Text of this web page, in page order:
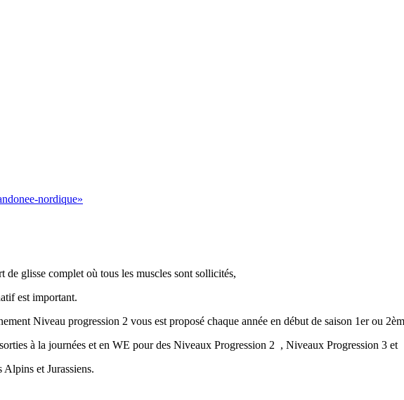
nordique»
glisse complet où tous les muscles sont sollicités,
est important.
Niveau progression 2 vous est proposé chaque année en début de saison 1er ou
à la journées et en WE pour des Niveaux Progression 2 , Niveaux Progression 3 et
et Jurassiens.